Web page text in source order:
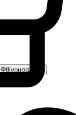
Φθίνουσα τιμή